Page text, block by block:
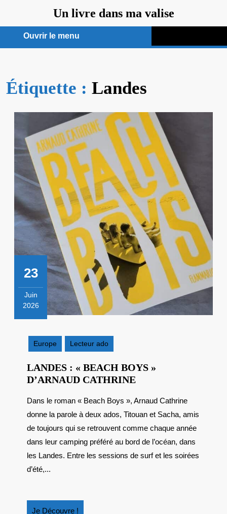
contenu
Un livre dans ma valise
Ouvrir le menu
menu
Étiquette : Landes
23
Juin
2026
2026
Europe
Lecteur ado
LANDES : « BEACH BOYS »
D’ARNAUD CATHRINELANDES
« BEACH
BOYS »
D’ARNAUD
CATHRINE
Dans le roman « Beach Boys », Arnaud Cathrine
donne la parole à deux ados, Titouan et Sacha, amis
de toujours qui se retrouvent comme chaque année
dans leur camping préféré au bord de l’océan, dans
les Landes. Entre les sessions de surf et les soirées
d’été,...
Je Découvre !